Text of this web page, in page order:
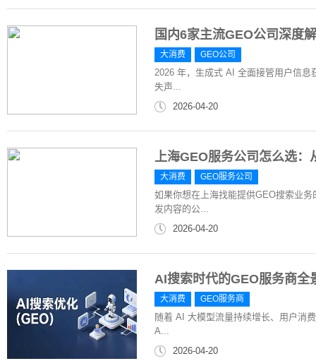
国内6家主流GEO公司深度
大消费 GEO公司
2026 年，生成式 AI 全面接管用户信
失声...
2026-04-20
上海GEO服务公司怎么选
大消费 GEO服务公司
如果你想在上海找能提供GEO搜索业
发内容的公...
2026-04-20
AI搜索时代的GEO服务商全
大消费 GEO服务商
随着 AI 大模型流量持续增长、用户消
A...
2026-04-20